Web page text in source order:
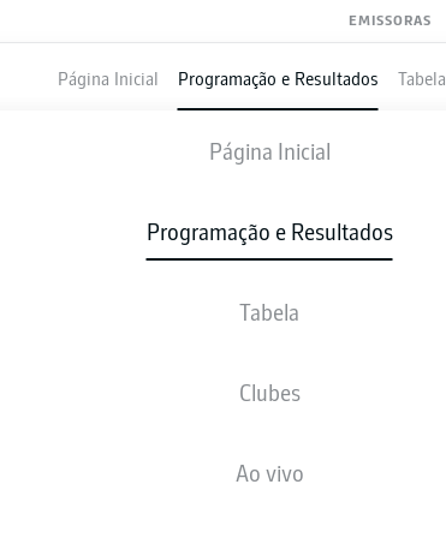
EMISSORAS
Página Inicial Programação e Resultados Tabela
Página Inicial
Programação e Resultados
Tabela
Clubes
Ao vivo
DORTMUND WOLFSBURG
4 0
ESCALAÇÕES